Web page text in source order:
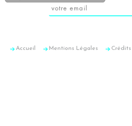
Accueil Mentions Légales